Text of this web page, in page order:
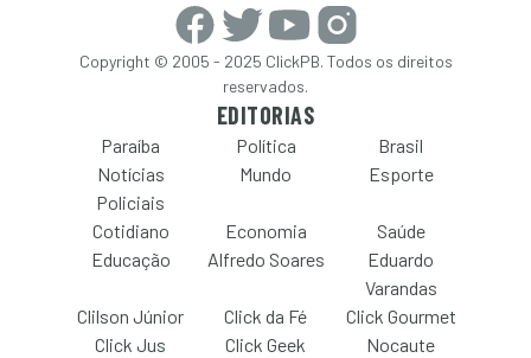
Copyright © 2005 - 2025 ClickPB. Todos os direitos
reservados.
EDITORIAS
Paraíba Política
Brasil
Notícias
Policiais
Mundo Esporte
Cotidiano Economia
Saúde
Educação
Alfredo Soares
Eduardo
Varandas
Clilson Júnior
Click da Fé
Click Gourmet
Click Jus
Click Geek Nocaute